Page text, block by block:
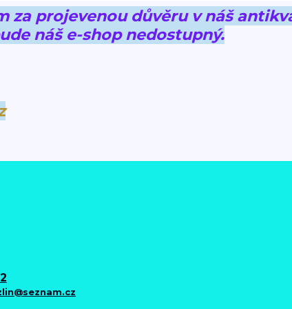
za projevenou důvěru v náš
náš e-shop nedostupný.